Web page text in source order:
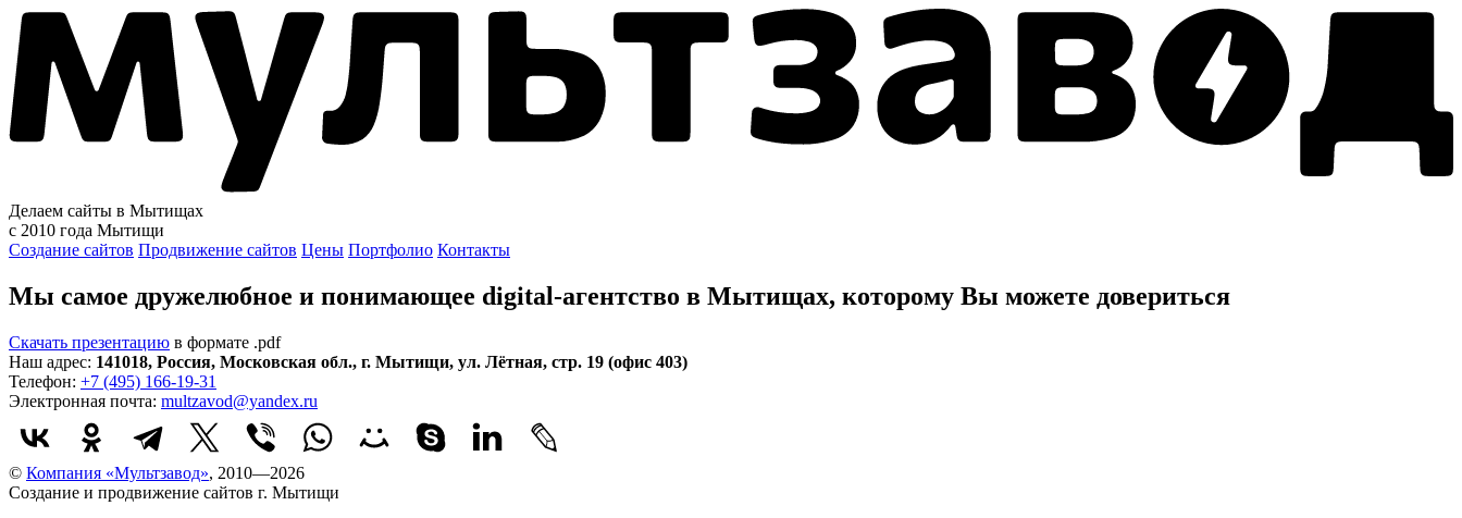
Делаем сайты в Мытищах
с 2010 года Мытищи
Создание сайтов Продвижение сайтов Цены Портфолио Контакты
Мы самое дружелюбное и понимающее digital-агентство в Мытищах, которому Вы можете довериться
Скачать презентацию в формате .pdf
Наш адрес: 141018, Россия, Московская обл., г. Мытищи, ул. Лётная, стр. 19 (офис 403)
Телефон: +7 (495) 166-19-31
Электронная почта: multzavod@yandex.ru
© Компания «Мультзавод», 2010—2026
Создание и продвижение сайтов г. Мытищи